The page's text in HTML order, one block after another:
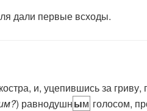
дали первые всходы.
и, уцепившись за гриву,
) равнодушным голосом,